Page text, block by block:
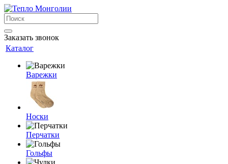
Заказать звонок
Каталог
Варежки
Носки
Перчатки
Гольфы